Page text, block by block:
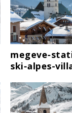
megeve-
ski-alpes-